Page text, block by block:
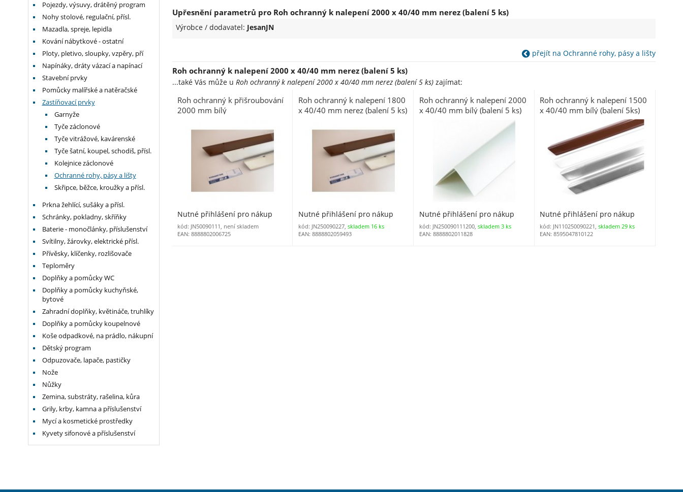
Upřesnění parametrů pro Roh ochranný k nalepení 2000 x 40/40 mm nerez (balení 5 ks)
Výrobce / dodavatel: JesanJN
přejít na Ochranné rohy, pásy a lišty
Roh ochranný k nalepení 2000 x 40/40 mm nerez (balení 5 ks)
...také Vás může u Roh ochranný k nalepení 2000 x 40/40 mm nerez (balení 5 ks)zajímat:
Roh ochranný k přišroubování
2000 mm bílý
Nutné přihlášení pro nákup
kód: JN50090111, není skladem
EAN: 8888802006725
Roh ochranný k nalepení 1800
x 40/40 mm nerez (balení 5 ks)
Nutné přihlášení pro nákup
kód: JN250090227, skladem 16 ks
EAN: 8888802059493
Roh ochranný k nalepení 2000
x 40/40 mm bílý (balení 5 ks)
Nutné přihlášení pro nákup
kód: JN250090111200, skladem 3 ks
EAN: 8888802011828
Roh ochranný k nalepení 1500
x 40/40 mm bílý (balení 5ks)
Nutné přihlášení pro nákup
kód: JN110250090221,skladem 29 ks
EAN: 8595047810122
Pojezdy, výsuvy, drátěný program
Nohy stolové, regulační, přísl.
Mazadla, spreje, lepidla
Kování nábytkové - ostatní
Ploty, pletivo, sloupky, vzpěry, pří
Napínáky, dráty vázací a napínací
Stavební prvky
Pomůcky malířské a natěračské
Zastíňovací prvky
Garnyže
Tyče záclonové
Tyče vitrážové, kavárenské
Tyče šatní, koupel, schodiš, přísl.
Kolejnice záclonové
Ochranné rohy, pásy a lišty
Skřipce, běžce, kroužky a přísl.
Prkna žehlící, sušáky a přísl.
Schránky, pokladny, skříňky
Baterie - monočlánky, příslušenství
Svítilny, žárovky, elektrické přísl.
Přívěsky, klíčenky, rozlišovače
Teploměry
Doplňky a pomůcky WC
Doplňky a pomůcky kuchyňské,
bytové
Zahradní doplňky, květináče, truhlíky
Doplňky a pomůcky koupelnové
Koše odpadkové, na prádlo, nákupní
Dětský program
Odpuzovače, lapače, pastičky
Nože
Nůžky
Zemina, substráty, rašelina, kůra
Grily, krby, kamna a příslušenství
Mycí a kosmetické prostředky
Kyvety sifonové a příslušenství